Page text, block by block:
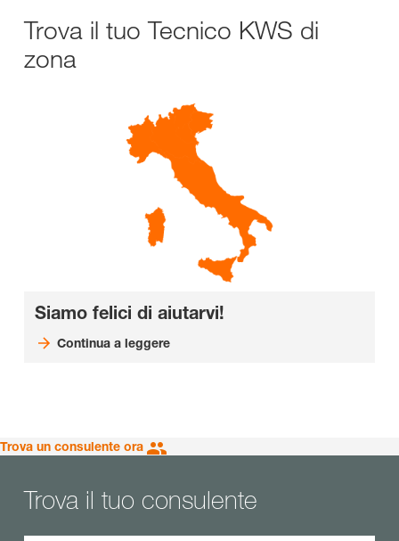
Trova il tuo Tecnico KWS di
zona
Siamo felici di aiutarvi!
Continua a leggere
Trova un consulente ora
Trova il tuo consulente